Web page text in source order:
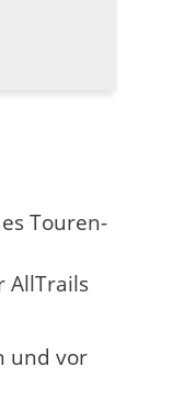
Touren-
AllTrails
und vor